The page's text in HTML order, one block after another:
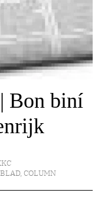
Bon biní
, COLUMN